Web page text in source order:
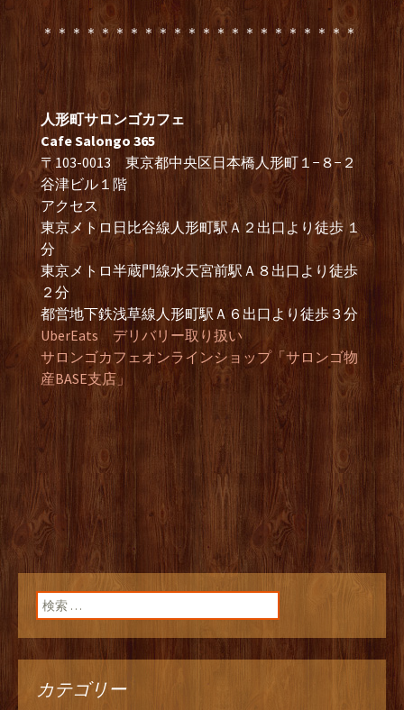
＊＊＊＊＊＊＊＊＊＊＊＊＊＊＊＊＊＊＊＊＊＊
人形町サロンゴカフェ
Cafe Salongo 365
〒103-0013 東京都中央区日本橋人形町１−８−２
谷津ビル１階
アクセス
東京メトロ日比谷線人形町駅Ａ２出口より徒歩 １
分
東京メトロ半蔵門線水天宮前駅Ａ８出口より徒歩
２分
都営地下鉄浅草線人形町駅Ａ６出口より徒歩３分
UberEats デリバリー取り扱い
サロンゴカフェオンラインショップ「サロンゴ物
産BASE支店」
検索:
カテゴリー